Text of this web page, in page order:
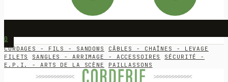
0
CORDAGES - FILS - SANDOWS
CÂBLES - CHAÎNES - LEVAGE
FILETS
SANGLES - ARRIMAGE - ACCESSOIRES
SÉCURITÉ -
E.P.I. - ARTS DE LA SCÈNE
PAILLASSONS